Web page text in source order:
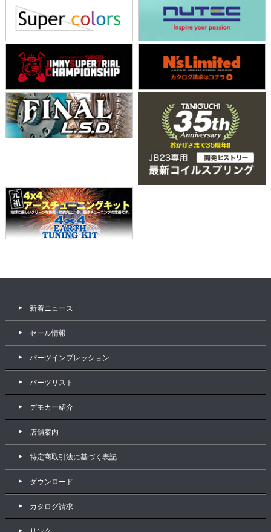
新着ニュース
セール情報
パーツインプレッション
パーツリスト
デモカー紹介
店舗案内
特定商取引法に基づく表記
ダウンロード
カタログ請求